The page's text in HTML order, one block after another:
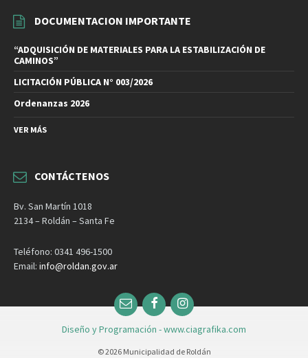
DOCUMENTACION IMPORTANTE
“ADQUISICIÓN DE MATERIALES PARA LA ESTABILIZACIÓN DE
CAMINOS”
LICITACIÓN PÚBLICA N° 003/2026
Ordenanzas 2026
VER MÁS
CONTÁCTENOS
Bv. San Martín 1018
2134 – Roldán – Santa Fe
Teléfono: 0341 496-1500
Email: info@roldan.gov.ar
EmailFacebookInstagram
Diseño y Programación - www.ciagrafika.com
© 2026 Municipalidad de Roldán